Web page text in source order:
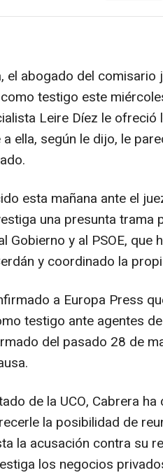
el abogado del comisario
testigo este
Leire Díez le
ella, según le dijo, le
esta mañana ante el
una presunta trama
Gobierno y al PSOE, que
y coordinado la
a Europa Press
testigo ante agentes
del pasado 28 de
de la UCO, Cabrera
la posibilidad de
la acusación contra su
los negocios